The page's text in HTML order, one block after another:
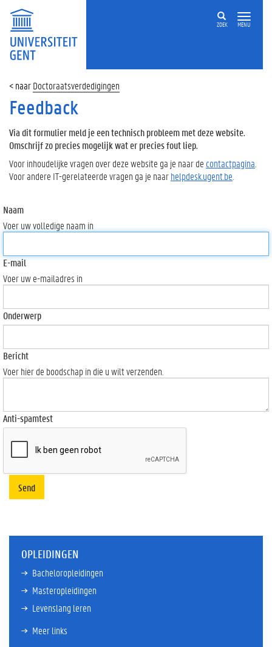
ZOEK MENU
Doctoraatsverdedigingen
Feedback
Via dit formulier meld je een technisch probleem met deze website.
Omschrijf zo precies mogelijk wat er precies fout liep.
Voor inhoudelijke vragen over deze website ga je naar de contactpagina
Voor andere IT-gerelateerde vragen ga je naarhelpdesk.ugent.be
Naam
Voer uw volledige naam in
E-mail
Voer uw e-mailadres in
Onderwerp
Bericht
Voer hier de boodschap in die u wilt verzenden.
Anti-spamtest
Send
OPLEIDINGEN
Bacheloropleidingen
Masteropleidingen
Levenslang leren
Meer links